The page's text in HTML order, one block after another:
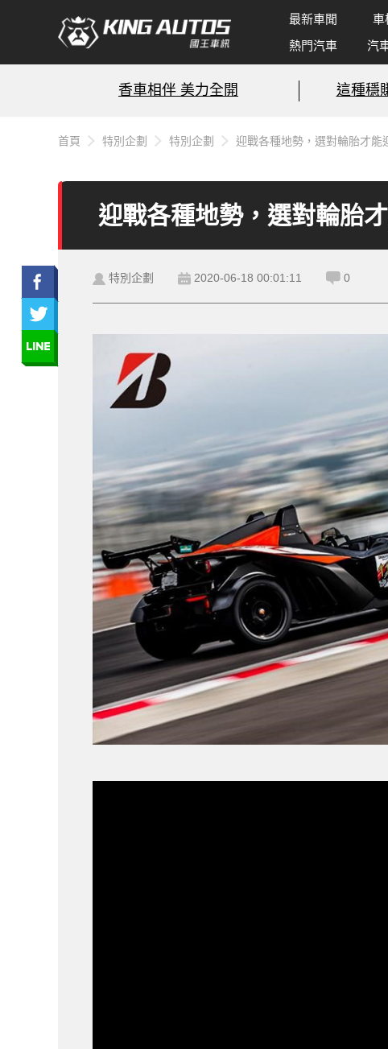
最新車聞 車
熱門汽車
汽
香車相伴 美力全開 這種穩
首頁 特別企劃 特別企劃 迎戰各種地勢，選對輪胎才
迎戰各種地勢，選對輪胎
特別企劃 2020-06-18 00:01:11 0